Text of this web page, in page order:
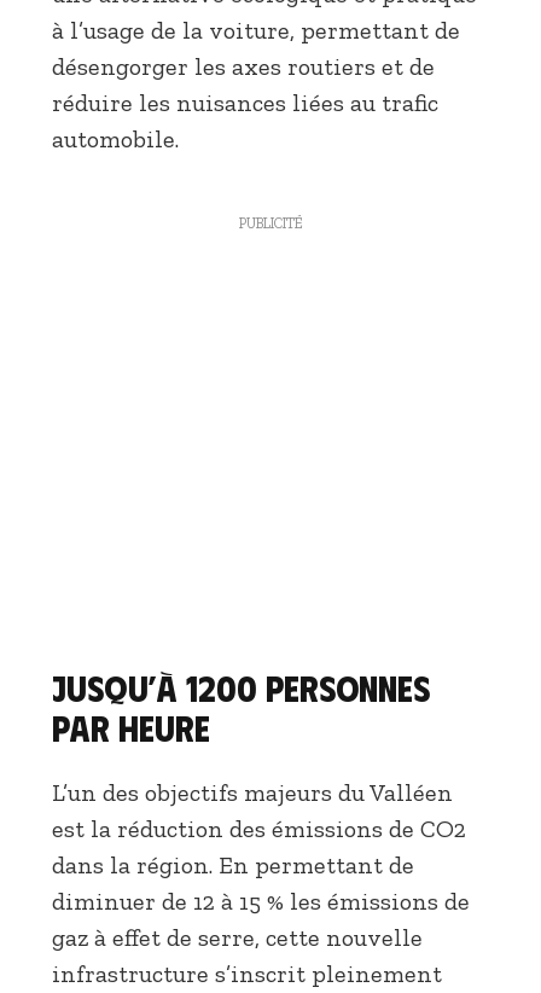
à l’usage de la voiture, permettant de
désengorger les axes routiers et de
réduire les nuisances liées au trafic
automobile.
PUBLICITÉ
Jusqu’à 1200 personnes
par heure
L’un des objectifs majeurs du Valléen
est la réduction des émissions de CO2
dans la région. En permettant de
diminuer de 12 à 15 % les émissions de
gaz à effet de serre, cette nouvelle
infrastructure s’inscrit pleinement